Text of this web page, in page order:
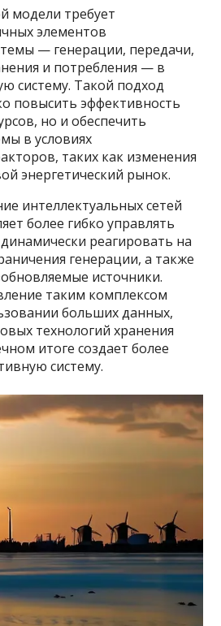
модели требует
элементов
— генерации, передачи,
и потребления — в
систему. Такой подход
повысить эффективность
но и обеспечить
в условиях
таких как изменения
энергетический рынок.
интеллектуальных сетей
более гибко управлять
реагировать на
генерации, а также
источники.
таким комплексом
больших данных,
технологий хранения
итоге создает более
систему.